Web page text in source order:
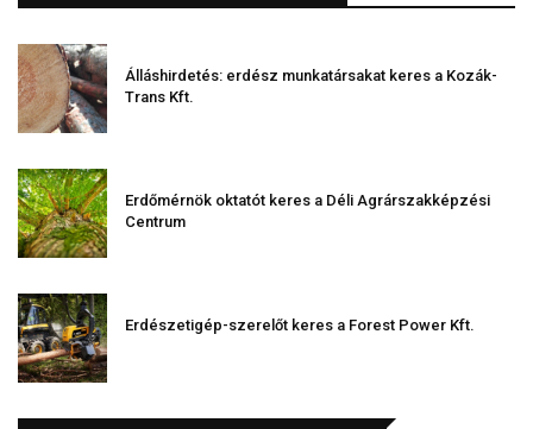
Álláshirdetés: erdész munkatársakat keres a Kozák-
Trans Kft.
Erdőmérnök oktatót keres a Déli Agrárszakképzési
Centrum
Erdészetigép-szerelőt keres a Forest Power Kft.